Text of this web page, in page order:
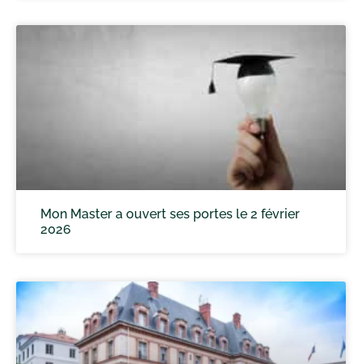
Mon Master a ouvert ses portes le 2 février
2026